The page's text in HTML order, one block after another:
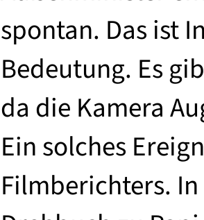
spontan. Das ist
Bedeutung. Es
da die Kamera
Ein solches
Filmberichters.